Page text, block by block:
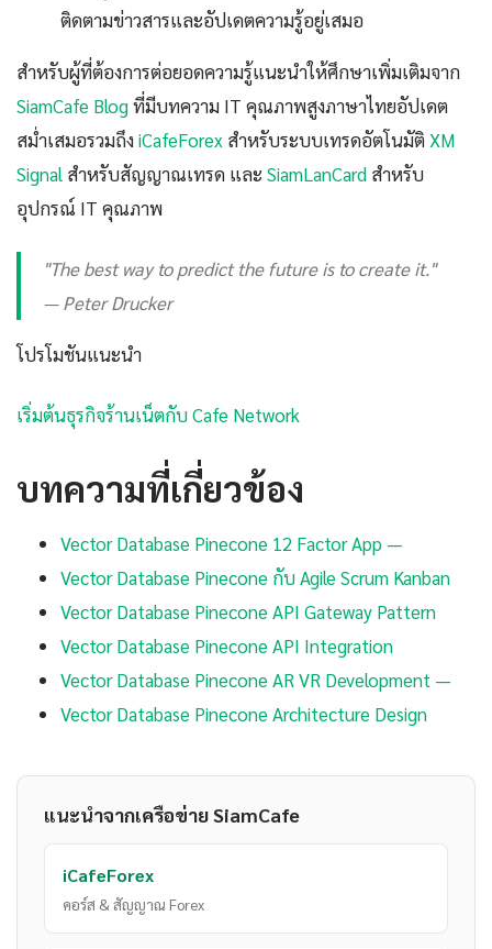
ติดตามข่าวสารและอัปเดตความรู้อยู่เสมอ
สำหรับผู้ที่ต้องการต่อยอดความรู้แนะนำให้ศึกษาเพิ่มเติมจาก
SiamCafe Blogที่มีบทความ IT คุณภาพสูงภาษาไทยอัปเดต
สม่ำเสมอรวมถึงiCafeForex สำหรับระบบเทรดอัตโนมัติ XM
Signal สำหรับสัญญาณเทรด และ SiamLanCard สำหรับ
อุปกรณ์ IT คุณภาพ
"The best way to predict the future is to create it."
— Peter Drucker
โปรโมชันแนะนำ
เริ่มต้นธุรกิจร้านเน็ตกับ Cafe Network
บทความที่เกี่ยวข้อง
Vector Database Pinecone 12 Factor App —
Vector Database Pinecone กับ Agile Scrum Kanban
Vector Database Pinecone API Gateway Pattern
Vector Database Pinecone API Integration
Vector Database Pinecone AR VR Development —
Vector Database Pinecone Architecture Design
แนะนำจากเครือข่าย SiamCafe
iCafeForex
คอร์ส & สัญญาณ Forex